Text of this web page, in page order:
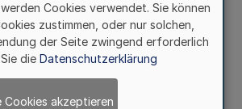
- VAP 2.2)
Cookies verwendet. Sie können
zustimmen, oder nur solchen,
der Seite zwingend erforderlich
die Datenschutzerklärung
akzeptieren